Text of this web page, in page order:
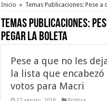
Inicio » Temas Publicaciones: Pese
Temas Publicaciones:
pegar la boleta
Pese a que no les
la lista que
votos para Macri